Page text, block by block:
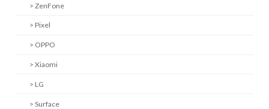
> ZenFone
> Pixel
> OPPO
> Xiaomi
> LG
> Surface